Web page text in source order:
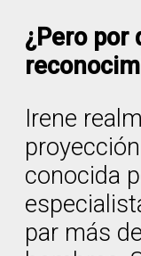
¿Pero por
Irene
conocida
par más